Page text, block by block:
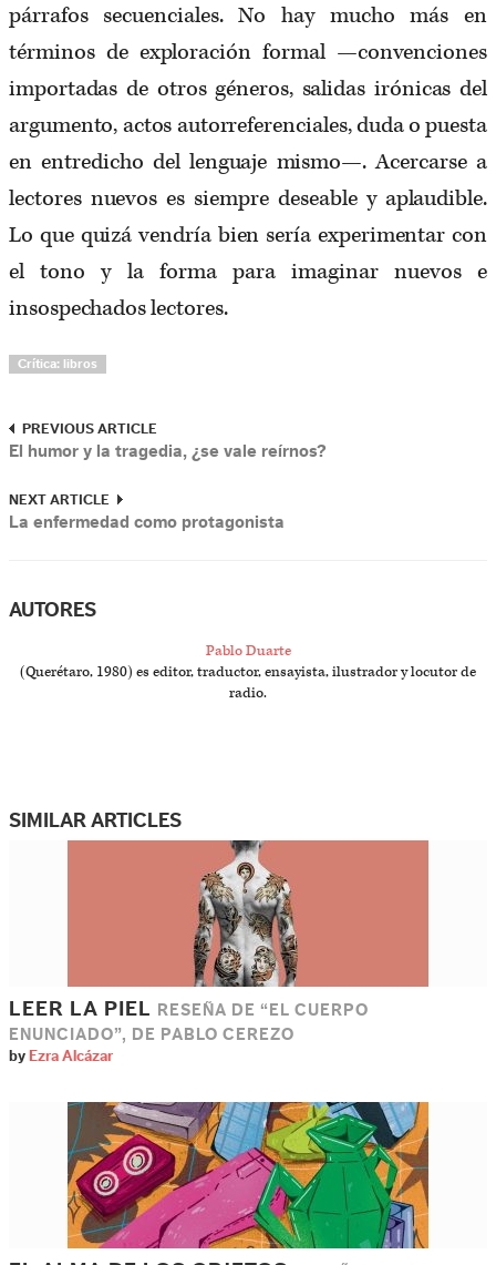
párrafos secuenciales. No hay mucho más en
términos de exploración formal —convenciones
importadas de otros géneros, salidas irónicas del
argumento, actos autorreferenciales, duda o puesta
en entredicho del lenguaje mismo—. Acercarse a
lectores nuevos es siempre deseable y aplaudible.
Lo que quizá vendría bien sería experimentar con
el tono y la forma para imaginar nuevos e
insospechados lectores.
Crítica: libros
PREVIOUS ARTICLE
El humor y la tragedia, ¿se vale reírnos?
NEXT ARTICLE
La enfermedad como protagonista
AUTORES
Pablo Duarte
(Querétaro, 1980) es editor, traductor, ensayista, ilustrador y locutor de
radio.
SIMILAR ARTICLES
LEER LA PIEL
RESEÑA DE “EL CUERPO
ENUNCIADO”, DE PABLO CEREZO
by Ezra Alcázar